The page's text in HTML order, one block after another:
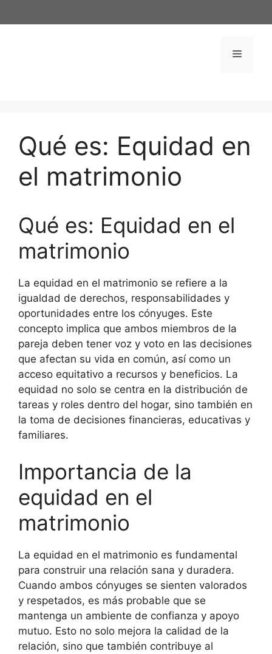
al
Menú
Qué es: Equidad en
el matrimonio
Qué es: Equidad en el
matrimonio
La equidad en el matrimonio se refiere a la
igualdad de derechos, responsabilidades y
oportunidades entre los cónyuges. Este
concepto implica que ambos miembros de la
pareja deben tener voz y voto en las decisiones
que afectan su vida en común, así como un
acceso equitativo a recursos y beneficios. La
equidad no solo se centra en la distribución de
tareas y roles dentro del hogar, sino también en
la toma de decisiones financieras, educativas y
familiares.
Importancia de la
equidad en el
matrimonio
La equidad en el matrimonio es fundamental
para construir una relación sana y duradera.
Cuando ambos cónyuges se sienten valorados
y respetados, es más probable que se
mantenga un ambiente de confianza y apoyo
mutuo. Esto no solo mejora la calidad de la
relación, sino que también contribuye al